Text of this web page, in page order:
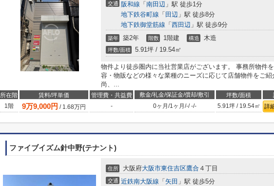
交通 阪和線 「 南田辺 」駅 徒歩1分
地下鉄谷町線 「 田辺 」駅 徒歩8分
地下鉄御堂筋線 「 西田辺 」駅 徒歩9分
築年 築2年 階数 1階建 構造 木造
坪数/面積 5.91坪 / 19.54㎡
物件より徒歩圏内に当社営業店がございます。 事務所物件
容・物販などの様々な業種のニーズに応じて店舗物件をご紹
尚、...
所在階 賃料/坪単価 管理費・共益費 敷金/礼金/保証金/償却/敷引 坪数/面積
1階
9万9,000円 / 1.68万円 - 0ヶ月 /1ヶ月 /-/-/- 5.91坪 / 19.54㎡ 詳
ファイブイズム針中野(テナント)
住所 大阪府大阪市東住吉区鷹合 ４丁目
交通 近鉄南大阪線 「 矢田 」駅 徒歩5分